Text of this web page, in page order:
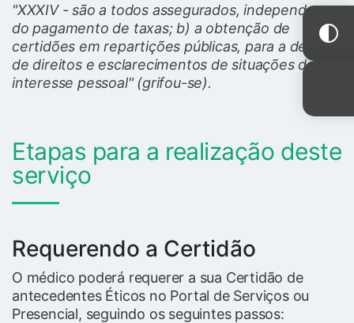
"XXXIV - são a todos assegurados, independente
do pagamento de taxas; b) a obtenção de
certidões em repartições públicas, para a defesa
de direitos e esclarecimentos de situações de
interesse pessoal" (grifou-se).
Etapas para a realização deste
serviço
Requerendo a Certidão
O médico poderá requerer a sua Certidão de
antecedentes Éticos no Portal de Serviços ou
Presencial, seguindo os seguintes passos: